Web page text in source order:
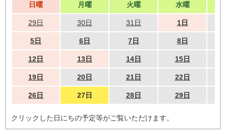
日曜 月曜 火曜 水曜
29日 30日 31日 1日
5日 6日 7日 8日
12日 13日 14日 15日
19日 20日 21日 22日
26日 27日 28日 29日
クリックした日にちの予定等がご覧いただけます。